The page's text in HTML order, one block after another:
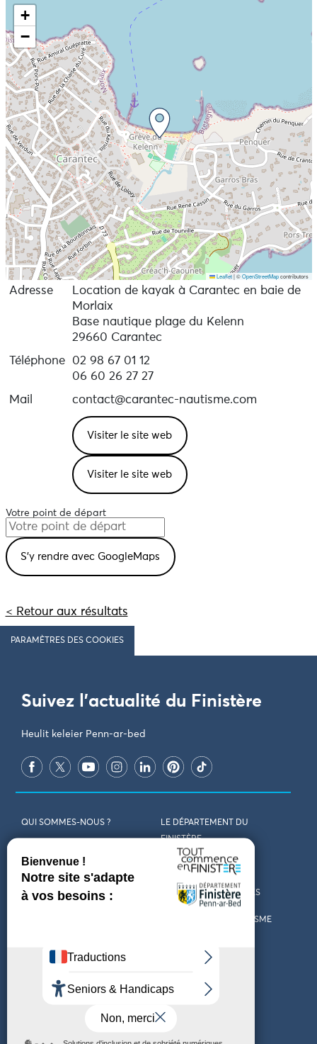
formule d’accompagnement : un cadre expérimenté
répond à votre demande que ce soit pour un cours
individuel, une balade dans la baie, en famille ou entre
amis. Les équipements individuels y compris les
combinaisons sont inclus dans les tarifs.
Location kayak 1 place : 15 € / kayak 2 places : 22€
Stage Kayak 8-14ans : 148€
Cours particulier kayak : 44€ / 1 heure
Prendre contact pour les autres possibilités de tarifs.
Ouvert 7j/7j en été et sur réservation hors saison
estivale.
+
−
Leaflet|©OpenStreetMapcontributors
Adresse
Location de kayak à Carantec en baie de
Morlaix
Base nautique plage du Kelenn
29660 Carantec
Téléphone
02 98 67 01 12
06 60 26 27 27
Mail
contact@carantec-nautisme.com
Visiter le site web
Visiter le site web
Votre point de départ
< Retour aux résultats
PARAMÈTRES DES COOKIES
Suivez l'actualité du Finistère
Heulit keleier Penn-ar-bed
QUI SOMMES-NOUS ?
LE DÉPARTEMENT DU
FINISTÈRE
REJOIGNEZ-NOUS VENIR EN FINISTÈRE
CONTACT CARTES ET BROCHURES
LES OFFICES DE TOURISME
D’ACCESSIBILITÉ